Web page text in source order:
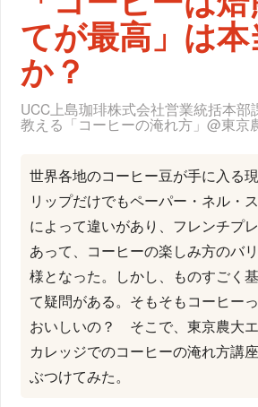
てが最高」は
か？
UCC上島珈琲株式会社営業統括本部
教える「コーヒーの淹れ方」@東京
世界各地のコーヒー豆が手に入る
リップだけでもペーパー・ネル・
によって違いがあり、フレンチプ
あって、コーヒーの楽しみ方のバ
様となった。しかし、ものすごく
て疑問がある。そもそもコーヒー
おいしいの？ そこで、東京農大
カレッジでのコーヒーの淹れ方講
ぶつけてみた。